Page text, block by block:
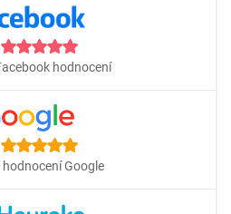
hodnocení
Google